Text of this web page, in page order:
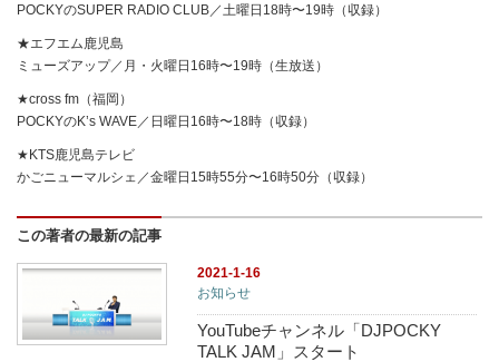
POCKYのSUPER RADIO CLUB／土曜日18時〜19時（収録）
★エフエム鹿児島
ミューズアップ／月・火曜日16時〜19時（生放送）
★cross fm（福岡）
POCKYのK’s WAVE／日曜日16時〜18時（収録）
★KTS鹿児島テレビ
かごニューマルシェ／金曜日15時55分〜16時50分（収録）
この著者の最新の記事
2021-1-16
お知らせ
YouTubeチャンネル「DJPOCKY
TALK JAM」スタート